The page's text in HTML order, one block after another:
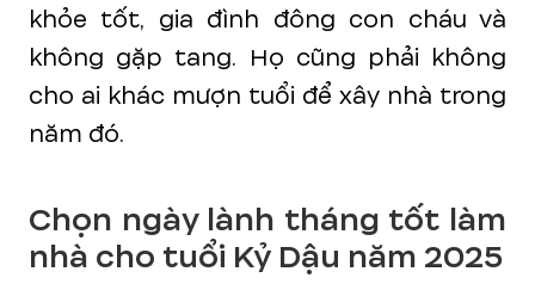
khỏe tốt, gia đình đông con cháu và
không gặp tang. Họ cũng phải không
cho ai khác mượn tuổi để xây nhà trong
năm đó.
Chọn ngày lành tháng tốt làm
nhà cho tuổi Kỷ Dậu năm 2025